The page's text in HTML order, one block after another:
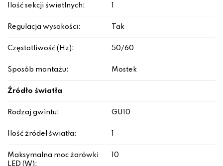
Ilość sekcji świetlnych:
Regulacja wysokości: Tak
Częstotliwość (Hz): 50/60
Sposób montażu: Mostek
Źródło światła
Rodzaj gwintu: GU10
Ilość źródeł światła:
Maksymalna moc żarówki
LED (W):
10